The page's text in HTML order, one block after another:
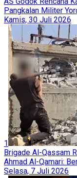
Pangkalan Militer
Kamis, 30 Juli 2026
1
Brigade Al-Qassam
Ahmad Al-Qamari:
Selasa, 7 Juli 2026